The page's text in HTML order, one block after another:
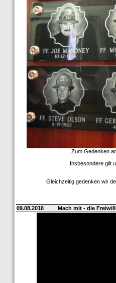
Zum Gedenken
Insbesondere gilt
Gleichzeitig gedenken wir
09.08.2018 Mach mit - die